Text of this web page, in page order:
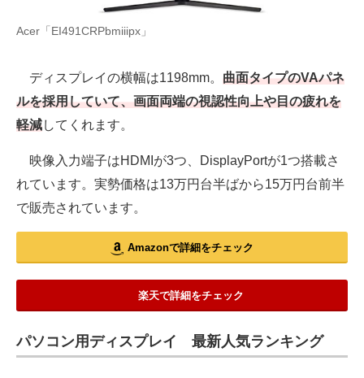
Acer「EI491CRPbmiiipx」
ディスプレイの横幅は1198mm。 曲面タイプのVAパネ
ルを採用していて、画面両端の視認性向上や目の疲れを
軽減してくれます。
映像入力端子はHDMIが3つ、DisplayPortが1つ搭載さ
れています。実勢価格は13万円台半ばから15万円台前半
で販売されています。
Amazonで詳細をチェック
楽天で詳細をチェック
パソコン用ディスプレイ 最新人気ランキング